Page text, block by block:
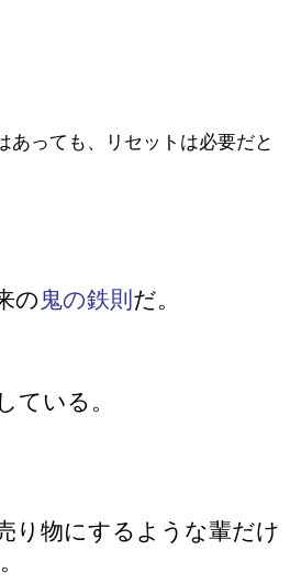
あっても、リセットは必要だと
の 鬼の鉄則だ。
ている。
り物にするような輩だけ